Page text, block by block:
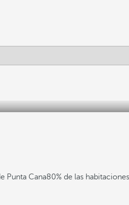
Punta Cana80% de las